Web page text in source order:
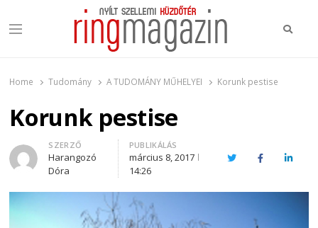
Menu
Home Tudomány A TUDOMÁNY MŰHELYEI Korunk pestise
Korunk pestise
Author
SZERZŐ
Harangozó
Dóra
PUBLIKÁLÁS
március 8, 2017
14:26
TwitterFacebook